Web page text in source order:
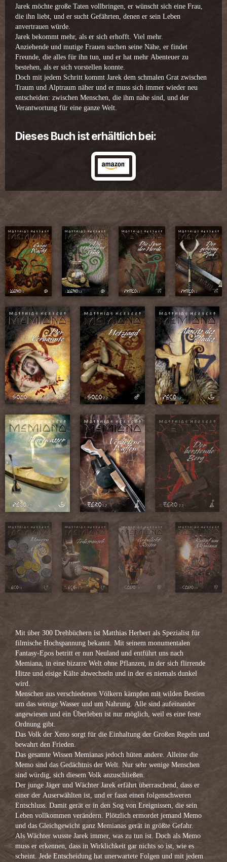
Jarek möchte große Taten vollbringen, er wünscht sich eine Frau,
die ihn liebt, und er sucht Gefährten, denen er sein Leben
anvertrauen würde.
Jarek bekommt mehr, als er sich erhofft. Viel mehr.
Anziehende und mutige Frauen suchen seine Nähe, er findet
Freunde, die alles für ihn tun, und er hat mehr Abenteuer zu
bestehen, als er sich vorstellen konnte.
Doch mit jedem Schritt kommt Jarek dem schmalen Grat zwischen
Traum und Alptraum näher und er muss sich immer wieder neu
entscheiden: zwischen Menschen, die ihm nahe sind, und der
Verantwortung für eine ganze Welt.
Dieses Buch ist erhältlich bei:
Mit über 300 Drehbüchern ist Matthias Herbert als Spezialist für
filmische Hochspannung bekannt. Mit seinem monumentalen
Fantasy-Epos betritt er nun Neuland und entführt uns nach
Memiana, in eine bizarre Welt ohne Pflanzen, in der sich flirrende
Hitze und eisige Kälte abwechseln und in der es niemals dunkel
wird.
Menschen aus verschiedenen Völkern kämpfen mit wilden Bestien
um das wenige Wasser und um Nahrung. Alle sind aufeinander
angewiesen und ein Überleben ist nur möglich, weil es eine feste
Ordnung gibt.
Das Volk der Xeno sorgt für die Einhaltung der Großen Regeln und
bewahrt den Frieden.
Das gesamte Wissen Memianas jedoch hüten andere. Alleine die
Memo sind das Gedächtnis der Welt. Nur sehr wenige Menschen
sind würdig, sich diesem Volk anzuschließen.
Der junge Jäger und Wächter Jarek erfährt überraschend, dass er
einer der Auserwählten ist, und er fasst einen folgenschweren
Entschluss. Damit gerät er in den Sog von Ereignissen, die sein
Leben vollkommen verändern. Plötzlich ermordet jemand Memo
und das Gleichgewicht ganz Memianas gerät in größte Gefahr.
Als Wächter wusste Jarek immer, was zu tun ist. Doch als Memo
muss er erkennen, dass in Wirklichkeit gar nichts so ist, wie es
scheint. Jede Entscheidung hat unerwartete Folgen und mit jedem